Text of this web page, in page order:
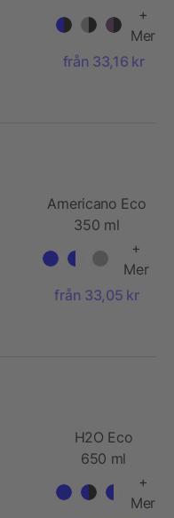
termosmugg
+
Mer
från 33,16 kr
Americano Eco
350 ml
återvinningsbar
tumlare
+
Mer
från 33,05 kr
H2O Eco
650 ml
sportflaska
med piplock
+
Mer